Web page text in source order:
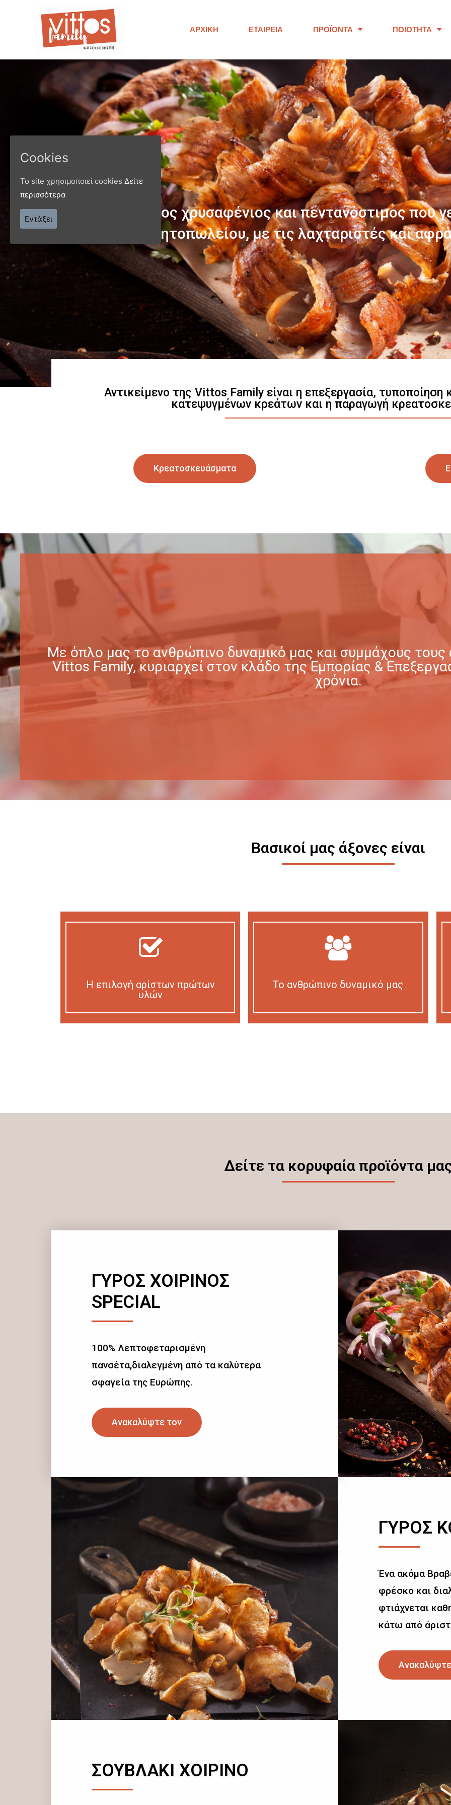
ΑΡΧΙΚΉ ΕΤΑΙΡΕΊΑ ΠΡΟΪΌΝΤΑ ΠΟΙΌΤΗΤΑ
ΠΑΝΩ ΑΠΟ 40 ΧΡΟΝΙΑ
Παράγουμε προϊόντα εξαιρετικής
Γνωρίστε μας
Αντικείμενο της Vittos Family είναι η επεξεργασία,
κατεψυγμένων κρεάτων και η παραγωγή
Κρεατοσκευάσματα
Με όπλο μας το ανθρώπινο δυναμικό μας και συμμάχους τους
Vittos Family, κυριαρχεί στον κλάδο της Εμπορίας &
χρόνια.
Βασικοί μας άξονες είναι
Η επιλογή αρίστων πρώτων
υλών
Το ανθρώπινο δυναμικό μας
Δείτε τα κορυφαία προϊόντα
ΓΥΡΟΣ ΧΟΙΡΙΝΟΣ
SPECIAL
100% Λεπτοφεταρισμένη
πανσέτα,διαλεγμένη από τα καλύτερα
σφαγεία της Ευρώπης.
Ανακαλύψτε τον
ΓΥΡΟΣ
Ένα ακόμα
φρέσκο και
φτιάχνεται
κάτω από
ΣΟΥΒΛΑΚΙ ΧΟΙΡΙΝΟ
Cookies
Το site χρησιμοποιεί cookies Δείτε
περισσότερα
Εντάξει